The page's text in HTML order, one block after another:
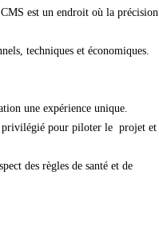
est un endroit où la précision
techniques et économiques.
une expérience unique.
privilégié pour piloter le projet et
des règles de santé et de